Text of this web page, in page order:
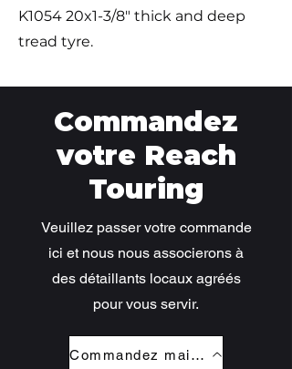
K1054 20x1-3/8" thick and deep
tread tyre.
Commandez
votre Reach
Touring
Veuillez passer votre commande
ici et nous nous associerons à
des détaillants locaux agréés
pour vous servir.
Commandez maintenant